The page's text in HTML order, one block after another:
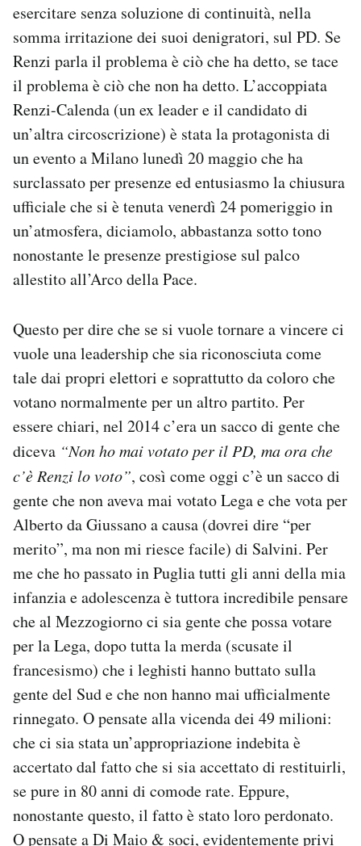
esercitare senza soluzione di continuità, nella
somma irritazione dei suoi denigratori, sul PD. Se
Renzi parla il problema è ciò che ha detto, se tace
il problema è ciò che non ha detto. L’accoppiata
Renzi-Calenda (un ex leader e il candidato di
un’altra circoscrizione) è stata la protagonista di
un evento a Milano lunedì 20 maggio che ha
surclassato per presenze ed entusiasmo la chiusura
ufficiale che si è tenuta venerdì 24 pomeriggio in
un’atmosfera, diciamolo, abbastanza sotto tono
nonostante le presenze prestigiose sul palco
allestito all’Arco della Pace.
Questo per dire che se si vuole tornare a vincere ci
vuole una leadership che sia riconosciuta come
tale dai propri elettori e soprattutto da coloro che
votano normalmente per un altro partito. Per
essere chiari, nel 2014 c’era un sacco di gente che
diceva “Non ho mai votato per il PD, ma ora che
c’è Renzi lo voto”, così come oggi c’è un sacco di
gente che non aveva mai votato Lega e che vota per
Alberto da Giussano a causa (dovrei dire “per
merito”, ma non mi riesce facile) di Salvini. Per
me che ho passato in Puglia tutti gli anni della mia
infanzia e adolescenza è tuttora incredibile pensare
che al Mezzogiorno ci sia gente che possa votare
per la Lega, dopo tutta la merda (scusate il
francesismo) che i leghisti hanno buttato sulla
gente del Sud e che non hanno mai ufficialmente
rinnegato. O pensate alla vicenda dei 49 milioni:
che ci sia stata un’appropriazione indebita è
accertato dal fatto che si sia accettato di restituirli,
se pure in 80 anni di comode rate. Eppure,
nonostante questo, il fatto è stato loro perdonato.
O pensate a Di Maio & soci, evidentemente privi